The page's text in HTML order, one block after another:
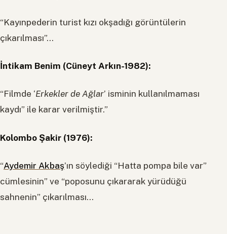
“Kayınpederin turist kızı okşadığı görüntülerin
çıkarılması”…
İntikam Benim (Cüneyt Arkın-1982):
“Filmde ‘Erkekler de Ağlar’ isminin kullanılmaması
kaydı” ile karar verilmiştir.”
Kolombo Şakir (1976):
“Aydemir Akbaş’ın söylediği “Hatta pompa bile var”
cümlesinin” ve “poposunu çıkararak yürüdüğü
sahnenin” çıkarılması…